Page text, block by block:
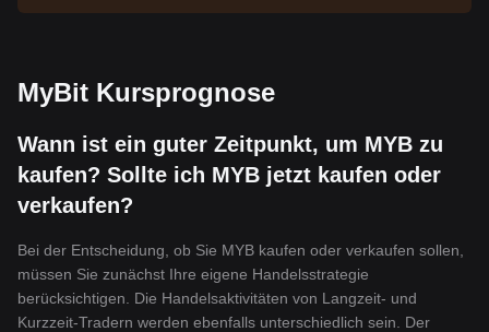
MyBit Kursprognose
Wann ist ein guter Zeitpunkt, um MYB zu
kaufen? Sollte ich MYB jetzt kaufen oder
verkaufen?
Bei der Entscheidung, ob Sie MYB kaufen oder verkaufen sollen,
müssen Sie zunächst Ihre eigene Handelsstrategie
berücksichtigen. Die Handelsaktivitäten von Langzeit- und
Kurzzeit-Tradern werden ebenfalls unterschiedlich sein. Der